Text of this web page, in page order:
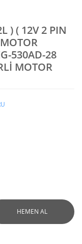
) ( 12V 2 PIN
530AD-28
MOTOR
HEMEN AL